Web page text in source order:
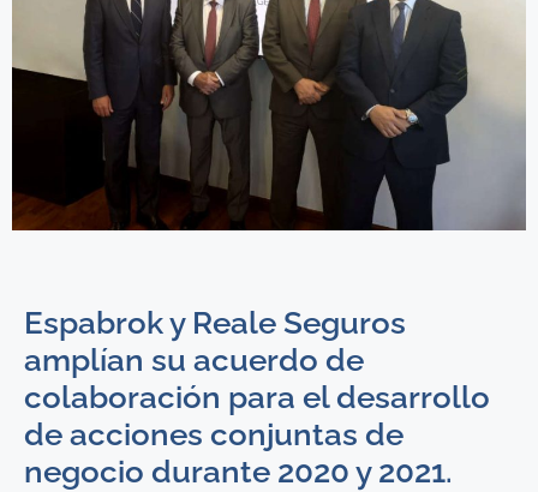
Espabrok y Reale Seguros
amplían su acuerdo de
colaboración para el desarrollo
de acciones conjuntas de
negocio durante 2020 y 2021.